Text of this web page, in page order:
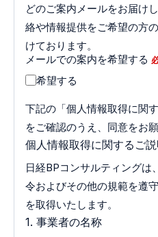
どのご案内メールをお届け
絡や情報提供をご希望の方
けております。
メールでの案内を希望する
希望する
下記の「個人情報取得に関
をご確認のうえ、同意をお
個人情報取得に関するご
日経BPコンサルティングは
令およびその他の規範を遵
を取得いたします。
1. 事業者の名称